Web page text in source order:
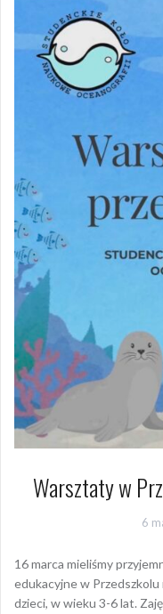
Warsztaty w
6
16 marca mieliśmy
edukacyjne w
dzieci, w wieku 3-6 lat.